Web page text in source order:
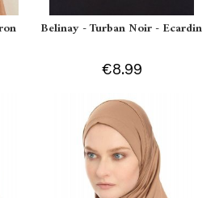
Belinay - Turban Noir - Ecardin
€8.99